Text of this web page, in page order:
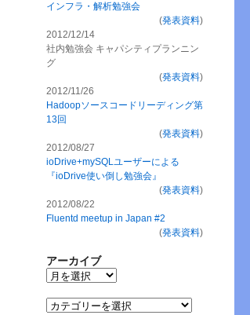
インフラ・解析勉強会
(発表資料)
2012/12/14
社内勉強会 キャパシティプランニン
グ
(発表資料)
2012/11/26
Hadoopソースコードリーディング第
13回
(発表資料)
2012/08/27
ioDrive+mySQLユーザーによる
『ioDrive使い倒し勉強会』
(発表資料)
2012/08/22
Fluentd meetup in Japan #2
(発表資料)
アーカイブ